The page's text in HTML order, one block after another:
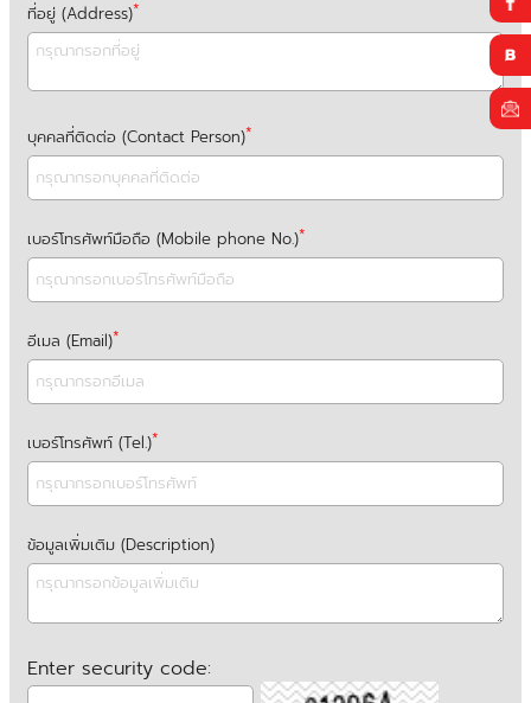
ที่อยู่ (Address)
บุคคลที่ติดต่อ (Contact Person)
เบอร์โทรศัพท์มือถือ (Mobile phone No.)
อีเมล (Email)
เบอร์โทรศัพท์ (Tel.)
ข้อมูลเพิ่มเติม (Description)
Enter security code: